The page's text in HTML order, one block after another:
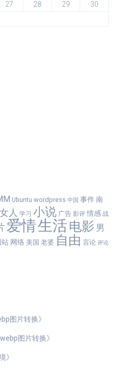
27 28 29
30
Ubuntu wordpress 中国 事件南
女人 学习 小说 广告 影评 情感 战
爱情生活 电影 男
站 网络 美国 老婆 自由 言论 评论
图片转换》
图片转换》
》